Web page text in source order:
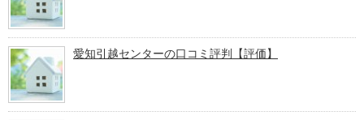
愛知引越センターの口コミ評判【評価】